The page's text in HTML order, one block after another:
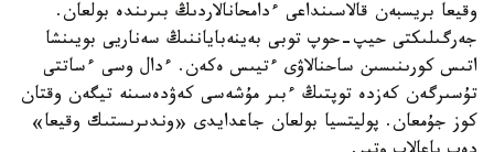
وقيعا بريسبەن قالاسىنداعى ءدامحانالاردىڭ بىرىندە بولعان.
جەرگىلىكتى حيپ-حوپ توبى بەينەباياننىڭ سەناريى بويىنشا
اتىس كورىنىسىن ساحنالاۋى ءتيىس ەكەن. ءدال وسى ءساتتى
تۇسىرگەن كەزدە توپتىڭ ءبىر مۇشەسى كەۋدەسىنە تيگەن وقتان
كوز جۇمعان. پوليتسيا بولعان جاعدايدى «وندىرىستىك وقيعا»